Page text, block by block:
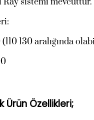
130 aralığında
Ürün Özellikleri;